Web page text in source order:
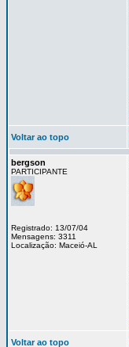
Voltar ao topo
bergson
PARTICIPANTE
Registrado: 13/07/04
Mensagens: 3311
Localização: Maceió-AL
Voltar ao topo